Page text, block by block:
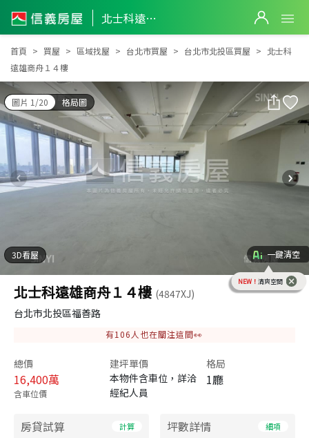
北士科遠雄商舟１４樓
北士科遠雄商舟１４樓
首頁 買屋 區域找屋 台北市買屋 台北市北投區買屋
北士科
遠雄商舟１４樓
圖片 1/20 格局圖
3D看屋 一鍵清空
NEW！ 清爽空間
北士科遠雄商舟１４樓 (4847XJ)
台北市北投區福善路
有106 人也在關注這間👀
總價
16,400萬
含車位價
建坪單價
本物件含車位，詳洽
經紀人員
格局
1廳
房貸試算 計算 坪數詳情 細項